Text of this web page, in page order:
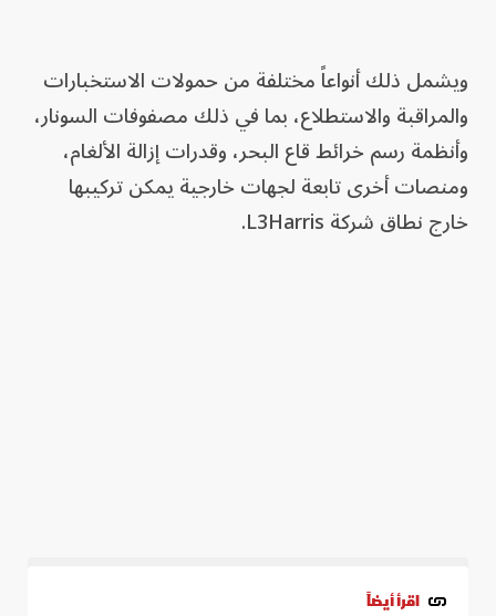
ويشمل ذلك أنواعاً مختلفة من حمولات الاستخبارات
والمراقبة والاستطلاع، بما في ذلك مصفوفات السونار،
وأنظمة رسم خرائط قاع البحر، وقدرات إزالة الألغام،
ومنصات أخرى تابعة لجهات خارجية يمكن تركيبها
خارج نطاق شركة L3Harris.
اقرأ أيضاً